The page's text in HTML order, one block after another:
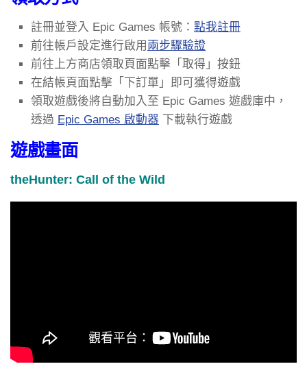
註冊並登入 Epic Games 帳號： 點我註冊
前往帳戶設定進行啟用 兩步驟驗證
前往上方商店領取頁面點擊「取得」按鈕
在結帳頁面點擊「下訂單」即可獲得遊戲
領取遊戲後將自動加入至 Epic Games 遊戲庫中，
透過 Epic Games 啟動器 下載執行遊戲
遊戲畫面
theHunter: Call of the Wild